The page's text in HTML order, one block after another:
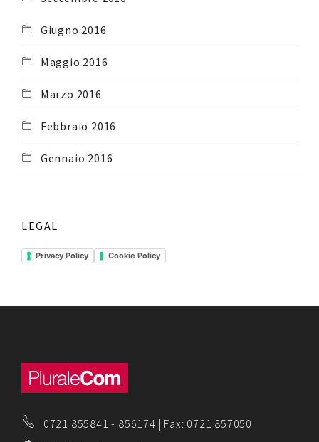
Giugno 2016
Maggio 2016
Marzo 2016
Febbraio 2016
Gennaio 2016
LEGAL
Privacy Policy Cookie Policy
0721 855841 - 856174 | Fax: 0721 857050